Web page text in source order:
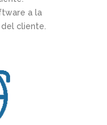
a la
cliente.